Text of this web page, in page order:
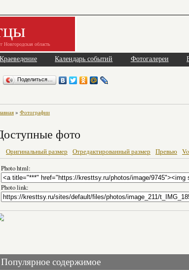
Новгородская область
Краеведение Календарь событий Фотогалереи
Поделиться…
» Фотографии
фото
Оригинальный размер Отредактированный размер Превью
Photo html:
Photo link:
Популярное содержимое